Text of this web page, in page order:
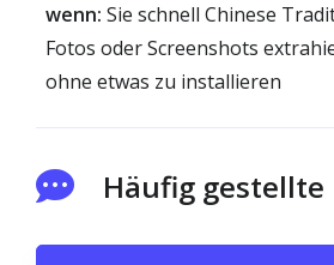
wenn: Sie schnell Chinese
Fotos oder Screenshots
ohne etwas zu installieren
Häufig gestellte